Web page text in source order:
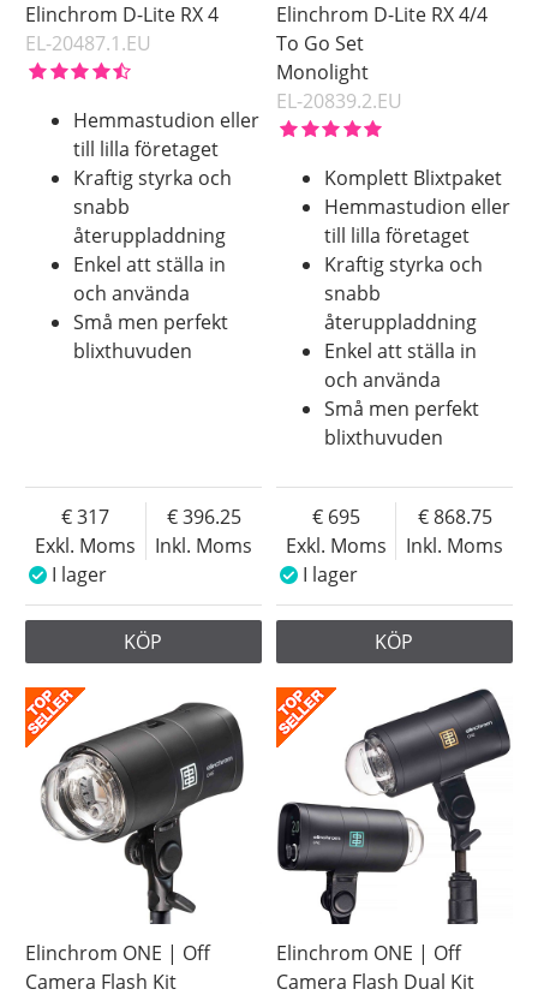
Elinchrom D-Lite RX 4
EL-20487.1.EU
Hemmastudion eller
till lilla företaget
Kraftig styrka och
snabb
återuppladdning
Enkel att ställa in
och använda
Små men perfekt
blixthuvuden
Exkl. Moms
317
Inkl. Moms
396.25
I lager
KÖP
Elinchrom D-Lite RX 4/4
To Go Set
Monolight
EL-20839.2.EU
Komplett Blixtpaket
Hemmastudion eller
till lilla företaget
Kraftig styrka och
snabb
återuppladdning
Enkel att ställa in
och använda
Små men perfekt
blixthuvuden
Exkl. Moms
695
Inkl. Moms
868.75
I lager
KÖP
Elinchrom ONE | Off
Camera Flash Kit
Elinchrom ONE | Off
Camera Flash Dual Kit